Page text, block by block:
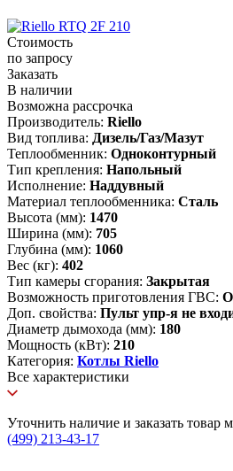
Стоимость
по запросу
Заказать
В наличии
Возможна рассрочка
Производитель: Riello
Вид топлива: Дизель/Газ/Мазут
Теплообменник: Одноконтурный
Тип крепления: Напольный
Исполнение: Наддувный
Материал теплообменника: Сталь
Высота (мм): 1470
Ширина (мм): 705
Глубина (мм): 1060
Вес (кг): 402
Тип камеры сгорания: Закрытая
Возможность приготовления ГВС:
Доп. свойства: Пульт упр-я не
Диаметр дымохода (мм): 180
Мощность (кВт): 210
Категория: Котлы Riello
Все характеристики
Уточнить наличие и заказать товар
(499) 213-43-17